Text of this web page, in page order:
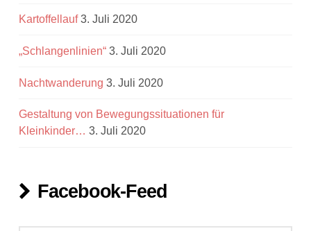
Kartoffellauf 3. Juli 2020
„Schlangenlinien“ 3. Juli 2020
Nachtwanderung 3. Juli 2020
Gestaltung von Bewegungssituationen für
Kleinkinder… 3. Juli 2020
Facebook-Feed